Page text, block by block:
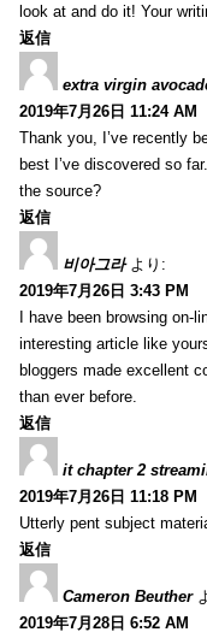
look at and do it! Your
返信
extra virgin
2019年7月26日 11:24 AM
Thank you, I’ve recently
best I’ve discovered so
the source?
返信
비아그라 より:
2019年7月26日 3:43 PM
I have been browsing on-
interesting article like
bloggers made excellent
than ever before.
返信
it chapter 2
2019年7月26日 11:18 PM
Utterly pent subject
返信
Cameron Beuther
2019年7月28日 6:52 AM